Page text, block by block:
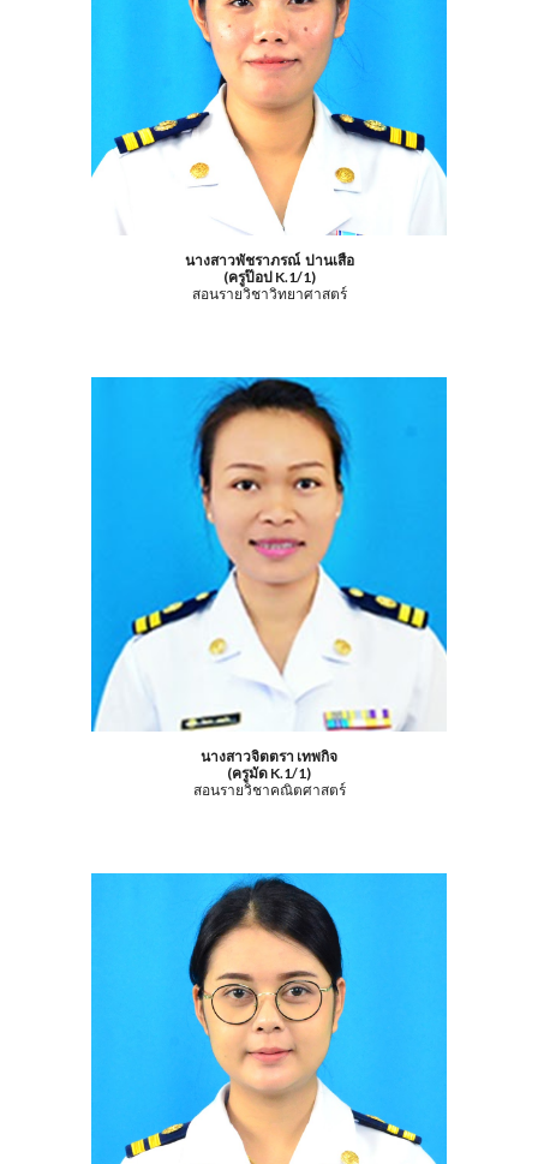
นางสาวพัชราภรณ์ ปานเสือ
(ครูป๊อป K.1/1)
สอนรายวิชาวิทยาศาสตร์
นางสาวจิตตรา เทพกิจ
(ครูมัด K.1/1)
สอนรายวิชาคณิตศาสตร์